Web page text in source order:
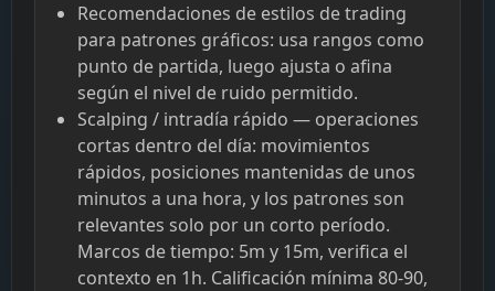
Recomendaciones de estilos de trading
para patrones gráficos: usa rangos como
punto de partida, luego ajusta o afina
según el nivel de ruido permitido.
Scalping / intradía rápido — operaciones
cortas dentro del día: movimientos
rápidos, posiciones mantenidas de unos
minutos a una hora, y los patrones son
relevantes solo por un corto período.
Marcos de tiempo: 5m y 15m, verifica el
contexto en 1h. Calificación mínima 80-90,